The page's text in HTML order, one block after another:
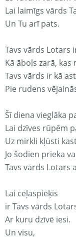
Lai laimīgs vārds
Un Tu arī pats.
Tavs vārds Lotars
Kā ābols zarā, kas
Tavs vārds ir kā
Pie rudens
Šī diena vieglāka
Lai dzīves rūpēm
Uz mirkli kļūsti
Jo šodien prieka
Tavs vārds Lotars
Lai ceļaspieķis
ir Tavs vārds
Ar kuru dzīvē iesi.
Un visu,